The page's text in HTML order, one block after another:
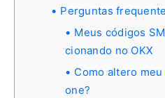
Perguntas
Meus códigos
cionando no OKX
Como altero
one?